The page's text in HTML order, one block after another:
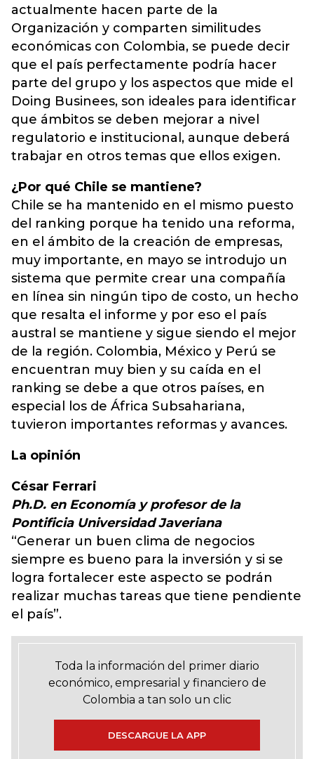
actualmente hacen parte de la
Organización y comparten similitudes
económicas con Colombia, se puede decir
que el país perfectamente podría hacer
parte del grupo y los aspectos que mide el
Doing Businees, son ideales para identificar
que ámbitos se deben mejorar a nivel
regulatorio e institucional, aunque deberá
trabajar en otros temas que ellos exigen.
¿Por qué Chile se mantiene?
Chile se ha mantenido en el mismo puesto
del ranking porque ha tenido una reforma,
en el ámbito de la creación de empresas,
muy importante, en mayo se introdujo un
sistema que permite crear una compañía
en línea sin ningún tipo de costo, un hecho
que resalta el informe y por eso el país
austral se mantiene y sigue siendo el mejor
de la región. Colombia, México y Perú se
encuentran muy bien y su caída en el
ranking se debe a que otros países, en
especial los de África Subsahariana,
tuvieron importantes reformas y avances.
La opinión
César Ferrari
Ph.D. en Economía y profesor de la
Pontificia Universidad Javeriana
“Generar un buen clima de negocios
siempre es bueno para la inversión y si se
logra fortalecer este aspecto se podrán
realizar muchas tareas que tiene pendiente
el país”.
Toda la información del primer diario
económico, empresarial y financiero de
Colombia a tan solo un clic
DESCARGUE LA APP